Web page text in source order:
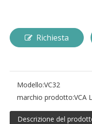
Richiesta
Modello:VC32
marchio prodotto:VCA
Descrizione del